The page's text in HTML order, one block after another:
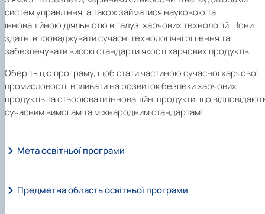
Мета освітньої програми
Предметна область освітньої програми
систем управління, а також займатися науковою та
інноваційною діяльністю в галузі харчових технологій. Вони
здатні впроваджувати сучасні технологічні рішення та
забезпечувати високі стандарти якості харчових продуктів.
Оберіть цю програму, щоб стати частиною сучасної харчової
промисловості, впливати на розвиток безпеки харчових
продуктів та створювати інноваційні продукти, що
сучасним вимогам та міжнародним стандартам!